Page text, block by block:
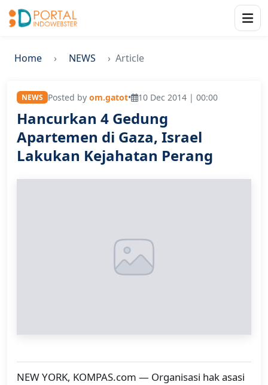
Home NEWS Article
NEWS Posted by om.gatot• 10 Dec 2014 | 00:00
Hancurkan 4 Gedung
Apartemen di Gaza, Israel
Lakukan Kejahatan Perang
NEW YORK, KOMPAS.com — Organisasi hak asasi